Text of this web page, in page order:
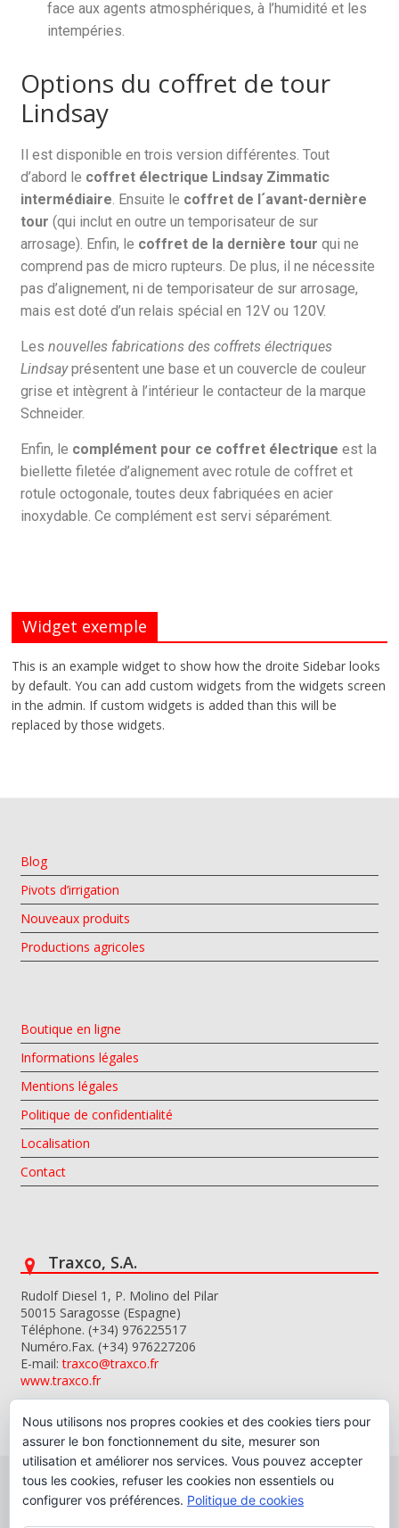
face aux agents atmosphériques, à l’humidité et les
intempéries.
Options du coffret de tour
Lindsay
Il est disponible en trois version différentes. Tout
d’abord le coffret électrique Lindsay Zimmatic
intermédiaire. Ensuite le coffret de l´avant-dernière
tour (qui inclut en outre un temporisateur de sur
arrosage). Enfin, le coffret de la dernière tour qui ne
comprend pas de micro rupteurs. De plus, il ne nécessite
pas d’alignement, ni de temporisateur de sur arrosage,
mais est doté d’un relais spécial en 12V ou 120V.
Lesnouvelles fabrications des coffrets électriques
Lindsayprésentent une base et un couvercle de couleur
grise et intègrent à l’intérieur le contacteur de la marque
Schneider.
Enfin, le complément pour ce coffret électriqueest la
biellette filetée d’alignement avec rotule de coffret et
rotule octogonale, toutes deux fabriquées en acier
inoxydable. Ce complément est servi séparément.
Widget exemple
This is an example widget to show how the droite Sidebar looks
by default. You can add custom widgets from the widgets screen
in the admin. If custom widgets is added than this will be
replaced by those widgets.
Blog
Pivots d’irrigation
Nouveaux produits
Productions agricoles
Boutique en ligne
Informations légales
Mentions légales
Politique de confidentialité
Localisation
Contact
Traxco, S.A.
Rudolf Diesel 1, P. Molino del Pilar
50015 Saragosse (Espagne)
Téléphone. (+34) 976225517
Numéro.Fax. (+34) 976227206
E-mail:traxco@traxco.fr
www.traxco.fr
Nous utilisons nos propres cookies et des cookies tiers pour
assurer le bon fonctionnement du site, mesurer son
utilisation et améliorer nos services. Vous pouvez accepter
tous les cookies, refuser les cookies non essentiels ou
configurer vos préférences. Politique de cookies